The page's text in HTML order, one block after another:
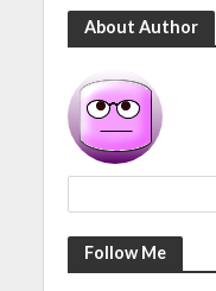
About Author
Follow Me